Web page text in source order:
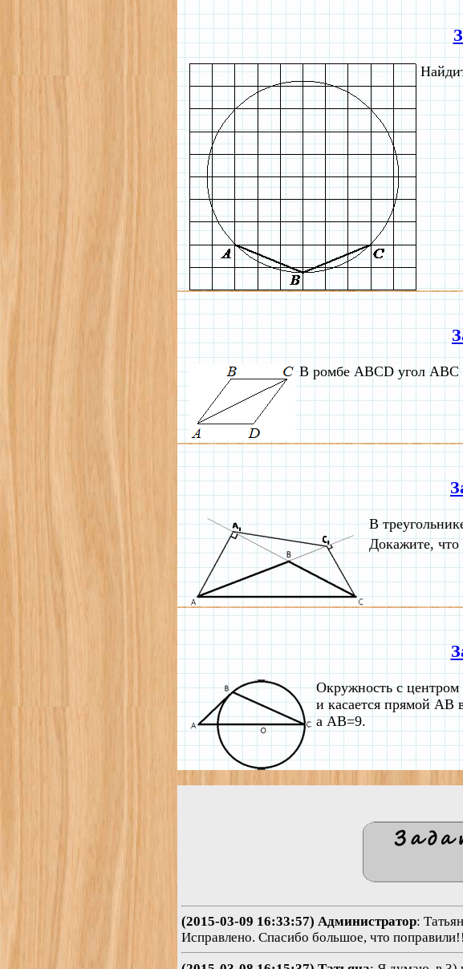
В ромбе ABCD угол ABC
В
Докажите, что
Окружность с центром
и касается прямой AB
а AB=9.
(2015-03-09 16:33:57) Администратор:
Исправлено. Спасибо большое, что